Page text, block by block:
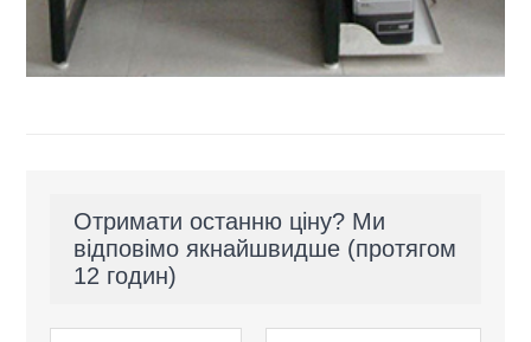
Отримати останню ціну? Ми
відповімо якнайшвидше (протягом
12 годин)